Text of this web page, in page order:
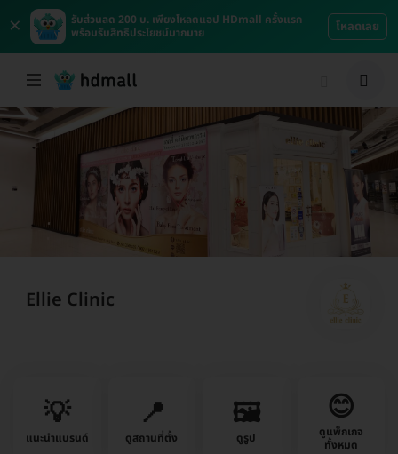
×
รับส่วนลด 200 บ. เพียงโหลดแอป HDmall ครั้งแรก
พร้อมรับสิทธิประโยชน์มากมาย
โหลดเลย
Ellie Clinic
💡
แนะนำแบรนด์
📍
ดูสถานที่ตั้ง
🖼️
ดูรูป
😊
ดูแพ็กเกจ
ทั้งหมด